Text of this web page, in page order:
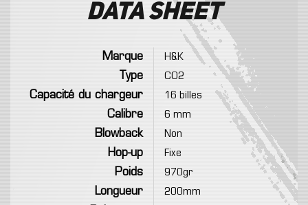
Data sheet
Marque
H&K
Type
CO2
Capacité du chargeur
16 billes
Calibre
6 mm
Blowback
Non
Hop-up
Fixe
Poids
970gr
Longueur
200mm